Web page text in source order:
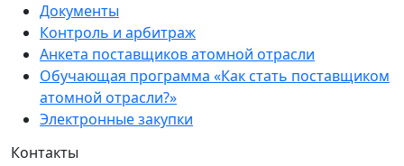
Документы
Контроль и арбитраж
Анкета поставщиков атомной отрасли
Обучающая программа «Как стать поставщиком
атомной отрасли?»
Электронные закупки
Контакты